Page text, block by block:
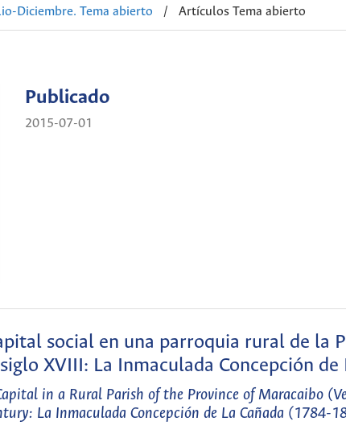
Diciembre. Tema abierto
/ Artículos Tema abierto
Publicado
2015-07-01
social en una parroquia rural de la
XVIII: La Inmaculada Concepción
in a Rural Parish of the Province of Maracaibo
La Inmaculada Concepción de La Cañada (1784-